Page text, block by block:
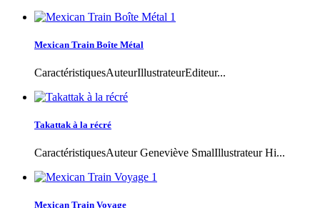
Mexican Train Boîte Métal
CaractéristiquesAuteurIllustrateurEditeur...
Takattak à la récré
CaractéristiquesAuteur Geneviève SmalIllustrateur Hi...
Mexican Train Voyage